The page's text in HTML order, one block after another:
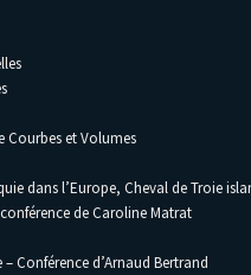
Courbes et Volumes
dans l’Europe, Cheval de Troie
de Caroline Matrat
Conférence d’Arnaud Bertrand